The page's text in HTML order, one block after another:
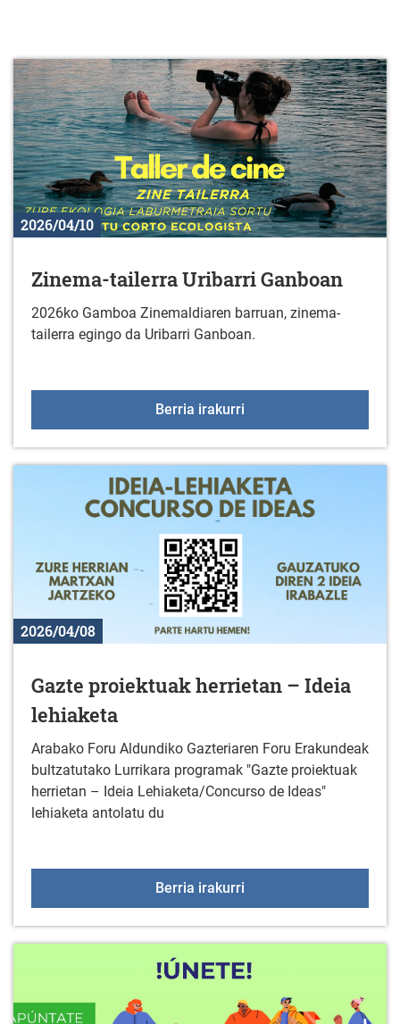
2026/04/10
Zinema-tailerra Uribarri Ganboan
2026ko Gamboa Zinemaldiaren barruan, zinema-
tailerra egingo da Uribarri Ganboan.
Berria irakurri
2026/04/08
Gazte proiektuak herrietan – Ideia
lehiaketa
Arabako Foru Aldundiko Gazteriaren Foru Erakundeak
bultzatutako Lurrikara programak "Gazte proiektuak
herrietan – Ideia Lehiaketa/Concurso de Ideas"
lehiaketa antolatu du
Berria irakurri